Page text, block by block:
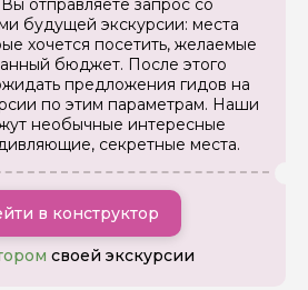
отправляете запрос со
будущей экскурсии: места
хочется посетить, желаемые
бюджет. После этого
предложения гидов на
по этим параметрам. Наши
необычные интересные
секретные места.
в конструктор
своей экскурсии